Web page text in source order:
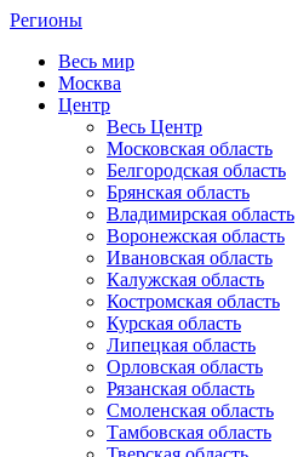
Регионы
Весь мир
Москва
Центр
Весь Центр
Московская область
Белгородская область
Брянская область
Владимирская область
Воронежская область
Ивановская область
Калужская область
Костромская область
Курская область
Липецкая область
Орловская область
Рязанская область
Смоленская область
Тамбовская область